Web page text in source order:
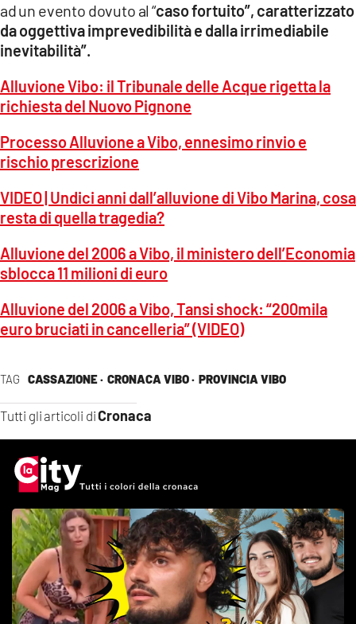
TAG CASSAZIONE · CRONACA VIBO · PROVINCIA VIBO
Tutti gli articoli diCronaca
ad un evento dovuto al “caso fortuito”, caratterizzato
da oggettiva imprevedibilità e dalla irrimediabile
inevitabilità”.
Alluvione Vibo: il Tribunale delle Acque rigetta la
richiesta del Nuovo Pignone
Processo Alluvione a Vibo, ennesimo rinvio e
rischio prescrizione
VIDEO | Undici anni dall’alluvione di Vibo Marina, cosa
resta di quella tragedia?
Alluvione del 2006 a Vibo, il ministero dell’Economia
sblocca 11 milioni di euro
Alluvione del 2006 a Vibo, Tansi shock: “200mila
euro bruciati in cancelleria” (VIDEO)